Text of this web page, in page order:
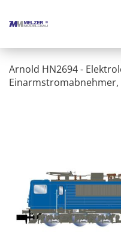
Arnold HN2694 -
Einarmstromabnehmer,